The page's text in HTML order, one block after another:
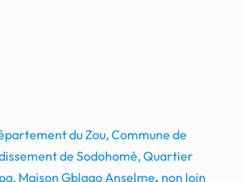
du Zou, Commune de
de Sodohomè, Quartier
Maison Gblago Anselme, non loin